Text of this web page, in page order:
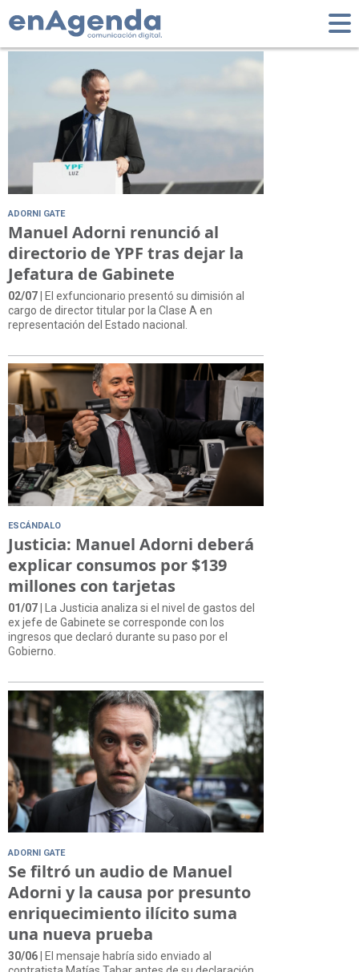
Tag: Manuel Adorni
ADORNI GATE
Manuel Adorni renunció al
directorio de YPF tras dejar la
Jefatura de Gabinete
02/07 | El exfuncionario presentó su dimisión al
cargo de director titular por la Clase A en
representación del Estado nacional.
ESCÁNDALO
Justicia: Manuel Adorni deberá
explicar consumos por $139
millones con tarjetas
01/07 | La Justicia analiza si el nivel de gastos del
ex jefe de Gabinete se corresponde con los
ingresos que declaró durante su paso por el
Gobierno.
ADORNI GATE
Se filtró un audio de Manuel
Adorni y la causa por presunto
enriquecimiento ilícito suma
una nueva prueba
30/06| El mensaje habría sido enviado al